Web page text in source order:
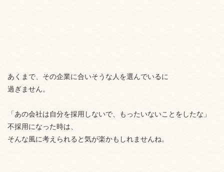
あくまで、その企業に合いそうな人を選んでいるに
過ぎません。
「あの会社は自分を採用しないで、もったいないことをしたな」
不採用になった時は、
そんな風に考えられると気が楽かもしれませんね。